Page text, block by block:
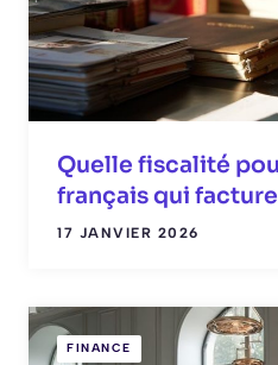
Quelle fiscalité
français qui facture
17 JANVIER 2026
FINANCE